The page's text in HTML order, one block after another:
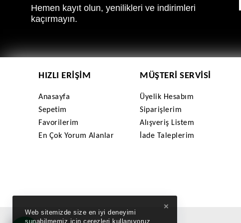
Hemen kayıt olun, yenilikleri ve indirimleri
kaçırmayın.
HIZLI ERIŞIM
Anasayfa
Sepetim
Favorilerim
En Çok Yorum Alanlar
MÜŞTERI SERVISI
Üyelik Hesabım
Siparişlerim
Alışveriş Listem
İade Taleplerim
Web sitemizde size en iyi deneyimi
sunabilmemiz için çerezleri kullanıyoruz.
×